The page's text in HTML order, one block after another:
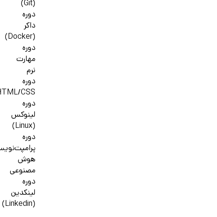
(Git)
دوره
داکر
(Docker)
دوره
مهارت
نرم
دوره
CSS
دوره
لینوکس
(Linux)
دوره
هوش
مصنوعی
دوره
لینکدین
(Linkedin)